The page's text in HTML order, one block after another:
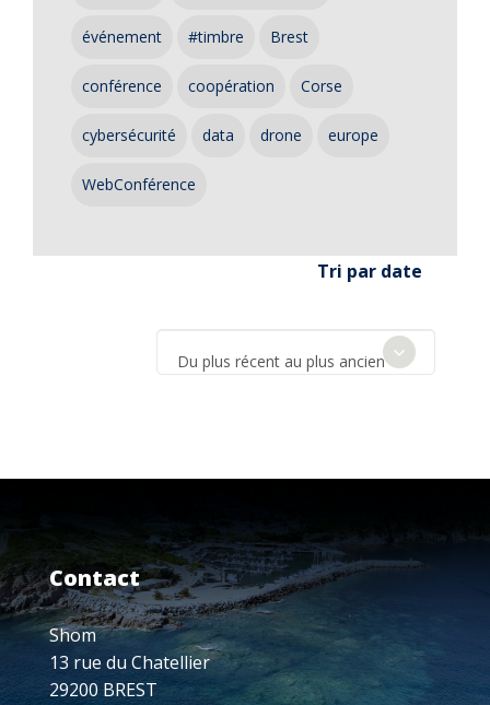
événement #timbre Brest
conférence coopération Corse
cybersécurité data drone europe
WebConférence
Tri par date
Du plus récent au plus ancien
Contact
Shom
13 rue du Chatellier
29200 BREST